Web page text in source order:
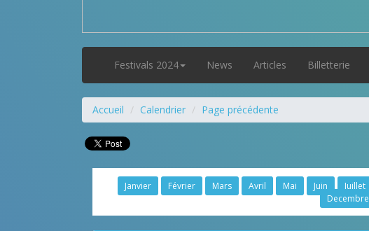
Festivals 2024 News Articles Billetterie
Accueil Calendrier Page précédente
Janvier Février Mars Avril Mai Juin Juillet
Decembre